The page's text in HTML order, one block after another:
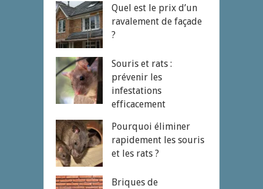
Quel est le prix d’un
ravalement de façade
?
Souris et rats :
prévenir les
infestations
efficacement
Pourquoi éliminer
rapidement les souris
et les rats ?
Briques de